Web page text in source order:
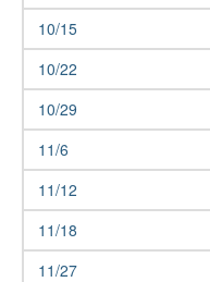
10/15
10/22
10/29
11/6
11/12
11/18
11/27